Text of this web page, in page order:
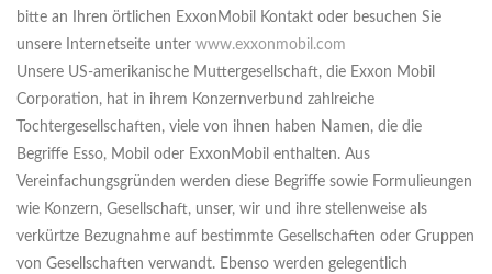
bitte an Ihren örtlichen ExxonMobil Kontakt oder besuchen Sie
unsere Internetseite unter www.exxonmobil.com
Unsere US-amerikanische Muttergesellschaft, die Exxon Mobil
Corporation, hat in ihrem Konzernverbund zahlreiche
Tochtergesellschaften, viele von ihnen haben Namen, die die
Begriffe Esso, Mobil oder ExxonMobil enthalten. Aus
Vereinfachungsgründen werden diese Begriffe sowie Formulieungen
wie Konzern, Gesellschaft, unser, wir und ihre stellenweise als
verkürtze Bezugnahme auf bestimmte Gesellschaften oder Gruppen
von Gesellschaften verwandt. Ebenso werden gelegentlich